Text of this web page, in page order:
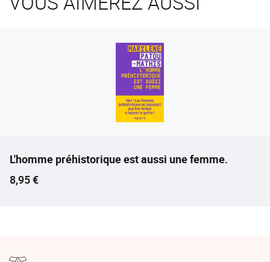
L'homme préhistorique est aussi une femme.
Prix ​​actuel
8,95 €